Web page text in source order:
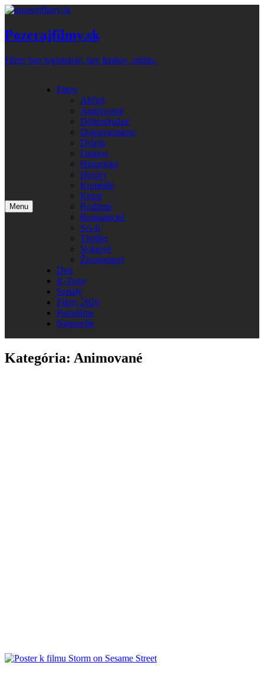
Skip
content
Pozerajfilmy.sk
Filmy bez registrácie, bez limitov, online.
Menu
Filmy
Akčné
Animované
Dobrodružné
Dokumentárne
Dráma
Fantasy
Historické
Horory
Komédie
Krimi
Rodinné
Romantické
Sci-fi
Thriller
Vojnové
Životopisný
Deti
K-Zone
Seriály
Filmy 2026
Populárne
Najnovšie
Kategória: Animované